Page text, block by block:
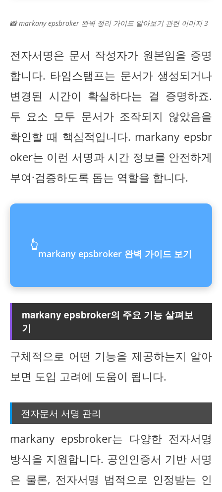
📸 markany epsbroker 완벽 정리 가이드 알아보기 관련 이미지 3
전자서명은 문서 작성자가 원본임을 증명
합니다. 타임스탬프는 문서가 생성되거나
변경된 시간이 확실하다는 걸 증명하죠.
두 요소 모두 문서가 조작되지 않았음을
확인할 때 핵심적입니다. markany epsbr
oker는 이런 서명과 시간 정보를 안전하게
부여·검증하도록 돕는 역할을 합니다.
👆
markany epsbroker 완벽 가이드 보기
markany epsbroker의 주요 기능 살펴보
기
구체적으로 어떤 기능을 제공하는지 알아
보면 도입 고려에 도움이 됩니다.
전자문서 서명 관리
markany epsbroker는 다양한 전자서명
방식을 지원합니다. 공인인증서 기반 서명
은 물론, 전자서명 법적으로 인정받는 인